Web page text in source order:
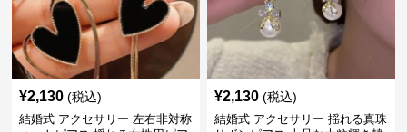
¥2,130 (税込)
結婚式 アクセサリー 左右非対称
¥2,130 (税込)
結婚式 アクセサリー 揺れる真珠